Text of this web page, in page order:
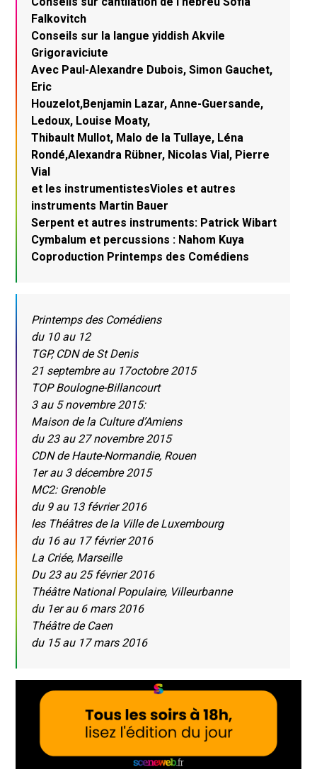
Falkovitch
Conseils sur la langue yiddish Akvile
Grigoraviciute
Avec Paul-Alexandre Dubois, Simon Gauchet,
Eric
Houzelot,Benjamin Lazar, Anne-Guersande,
Ledoux, Louise Moaty,
Thibault Mullot, Malo de la Tullaye, Léna
Rondé,Alexandra Rübner, Nicolas Vial, Pierre
Vial
et les instrumentistesVioles et autres
instruments Martin Bauer
Serpent et autres instruments: Patrick Wibart
Cymbalum et percussions : Nahom Kuya
Coproduction Printemps des Comédiens
Printemps des Comédiens
du 10 au 12
TGP, CDN de St Denis
21 septembre au 17octobre 2015
TOP Boulogne-Billancourt
3 au 5 novembre 2015:
Maison de la Culture d’Amiens
du 23 au 27 novembre 2015
CDN de Haute-Normandie, Rouen
1er au 3 décembre 2015
MC2: Grenoble
du 9 au 13 février 2016
les Théâtres de la Ville de Luxembourg
du 16 au 17 février 2016
La Criée, Marseille
Du 23 au 25 février 2016
Théâtre National Populaire, Villeurbanne
du 1er au 6 mars 2016
Théâtre de Caen
du 15 au 17 mars 2016